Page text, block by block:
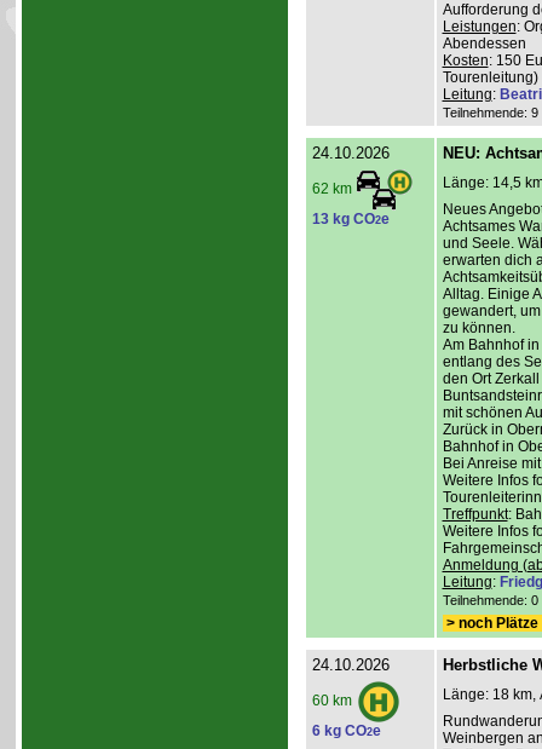
Aufforderung
Leistungen:
Abendessen
Kosten: 150
Tourenleitung)
Leitung:
Teilnehmende:
24.10.2026
62 km
13 kg CO2e
NEU:
Länge: 14,5
Neues
Achtsames
und Seele.
erwarten dich
Alltag. Einige
gewandert,
zu können.
Am Bahnhof
entlang des
den Ort
mit schönen
Zurück in
Bahnhof in
Bei Anreise
Weitere Infos
Treffpunkt:
Weitere Infos
Anmeldung
Leitung:
Teilnehmende:
> noch
24.10.2026
60 km
6 kg CO2e
Herbstliche
Länge: 18 km,
Weinbergen